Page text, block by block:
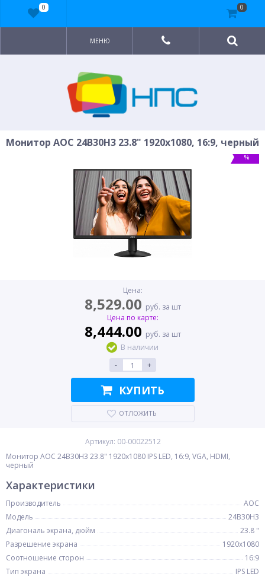
МЕНЮ
Монитор AOC 24B30H3 23.8" 1920x1080, 16:9, черный
%
Цена:
8,529.00 руб. за шт
Цена по карте:
8,444.00 руб. за шт
В наличии
-
+
КУПИТЬ
ОТЛОЖИТЬ
Артикул: 00-00022512
Монитор AOC 24B30H3 23.8" 1920x1080 IPS LED, 16:9, VGA, HDMI,
черный
Характеристики
Производитель
AOC
Модель
24B30H3
Диагональ экрана, дюйм
23.8 "
Разрешение экрана
1920x1080
Соотношение сторон
16:9
Тип экрана
IPS LED
0 0